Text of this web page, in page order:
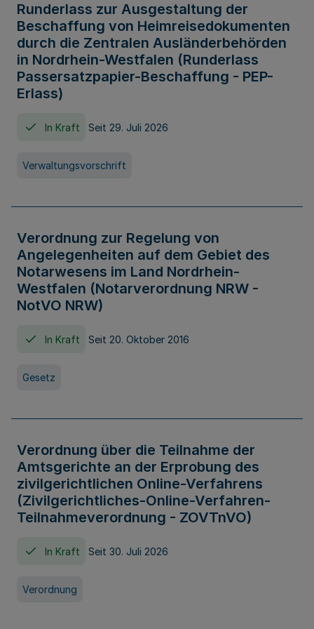
Runderlass zur Ausgestaltung der
Beschaffung von Heimreisedokumenten
durch die Zentralen Ausländerbehörden
in Nordrhein-Westfalen (Runderlass
Passersatzpapier-Beschaffung - PEP-
Erlass)
In Kraft Seit 29. Juli 2026
Verwaltungsvorschrift
Verordnung zur Regelung von
Angelegenheiten auf dem Gebiet des
Notarwesens im Land Nordrhein-
Westfalen (Notarverordnung NRW -
NotVO NRW)
In Kraft Seit 20. Oktober 2016
Gesetz
Verordnung über die Teilnahme der
Amtsgerichte an der Erprobung des
zivilgerichtlichen Online-Verfahrens
(Zivilgerichtliches-Online-Verfahren-
Teilnahmeverordnung - ZOVTnVO)
In Kraft Seit 30. Juli 2026
Verordnung